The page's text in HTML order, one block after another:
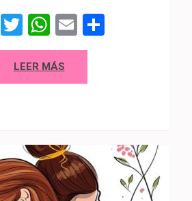
Facebook
Twitter
WhatsApp
Email
LEER MÁS